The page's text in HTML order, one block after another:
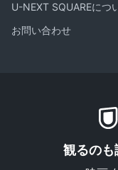
U-NEXT SQUAREにつ
お問い合わせ
観るのも